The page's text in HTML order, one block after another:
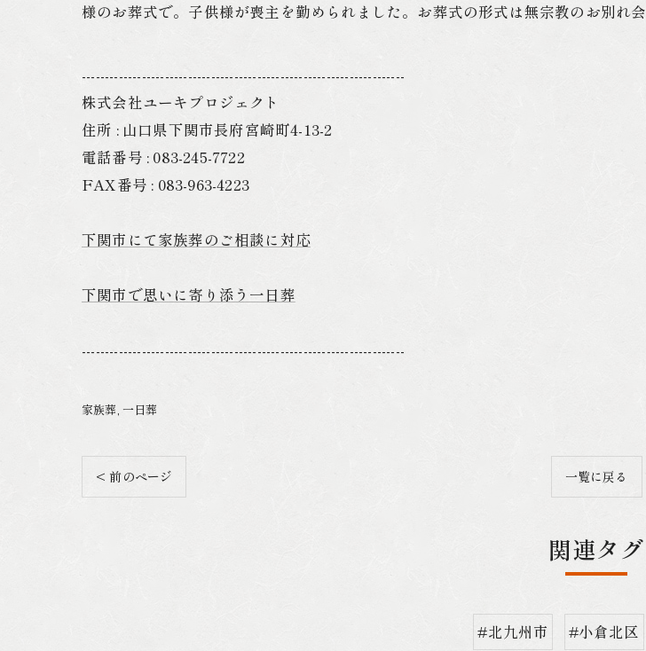
様のお葬式で。子供様が喪主を勤められました。お葬式の形式は無宗教のお別れ
----------------------------------------------------------------------
株式会社ユーキプロジェクト
住所 : 山口県下関市長府宮崎町4-13-2
電話番号 : 083-245-7722
FAX番号 : 083-963-4223
下関市にて家族葬のご相談に対応
下関市で思いに寄り添う一日葬
----------------------------------------------------------------------
家族葬 一日葬
< 前のページ 一覧に戻る
関連タグ
#北九州市 #小倉北区